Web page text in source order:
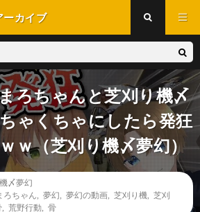
ーカイブ
ろちゃんと芝刈り機〆
ゃくちゃにしたら発狂
ｗ（芝刈り機〆夢幻）
〆夢幻
ろちゃん 夢幻 夢幻の動画 芝刈り機
芝刈
荒野行動 骨